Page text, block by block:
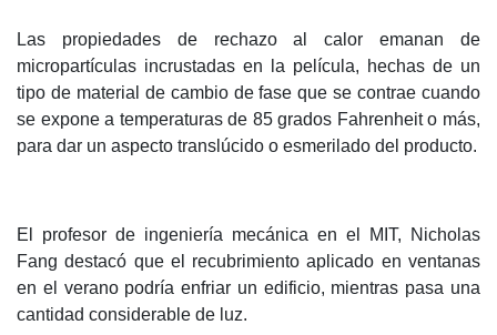
Las propiedades de rechazo al calor emanan de
micropartículas incrustadas en la película, hechas de un
tipo de material de cambio de fase que se contrae cuando
se expone a temperaturas de 85 grados Fahrenheit o más,
para dar un aspecto translúcido o esmerilado del producto.
El profesor de ingeniería mecánica en el MIT, Nicholas
Fang destacó que el recubrimiento aplicado en ventanas
en el verano podría enfriar un edificio, mientras pasa una
cantidad considerable de luz.